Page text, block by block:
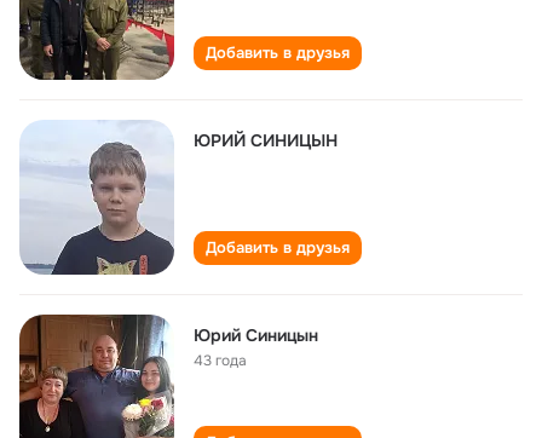
Добавить в друзья
ЮРИЙ СИНИЦЫН
Добавить в друзья
Юрий Синицын
43 года